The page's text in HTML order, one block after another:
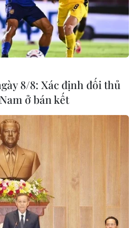
tỷ
Iran phủ nhận tuyên bố
của ông Trump về đề nghị
dừng không kích
02/08/2026 15:55
giới’ tại Hà Nội chính thức
mang tên VinFast
31/07/2026 06:06
8/8: Xác định đối thủ
ở bán kết